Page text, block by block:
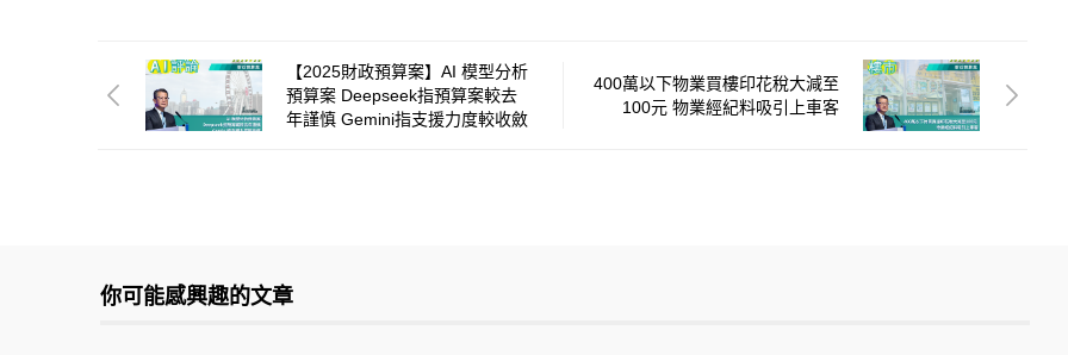
【2025財政預算案】AI 模型分析
預算案 Deepseek指預算案較去
年謹慎 Gemini指支援力度較收斂
400萬以下物業買樓印花稅大減至
100元 物業經紀料吸引上車客
你可能感興趣的文章